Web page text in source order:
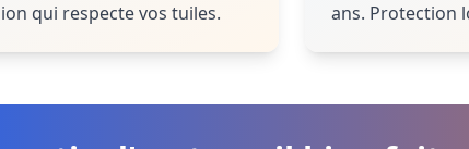
qui respecte vos tuiles.
ans. Protection